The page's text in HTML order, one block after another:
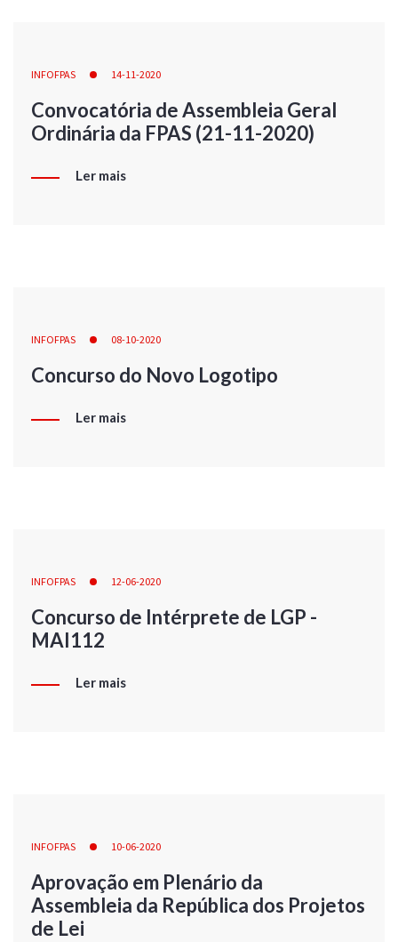
INFOFPAS 14-11-2020
Convocatória de Assembleia Geral
Ordinária da FPAS (21-11-2020)
Ler mais
INFOFPAS 08-10-2020
Concurso do Novo Logotipo
Ler mais
INFOFPAS 12-06-2020
Concurso de Intérprete de LGP -
MAI112
Ler mais
INFOFPAS 10-06-2020
Aprovação em Plenário da
Assembleia da República dos Projetos
de Lei